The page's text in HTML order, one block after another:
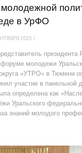
в УрФО
2025
президента
молодежи
«УТРО» в Тюмени
участие в панельной
определена как
Уральского
знаний молодого